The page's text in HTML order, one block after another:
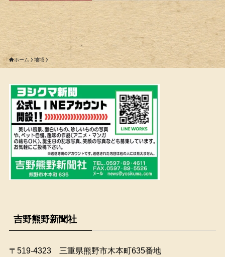
ホーム 地域
吉野熊野新聞社
〒519-4323 三重県熊野市木本町635番地